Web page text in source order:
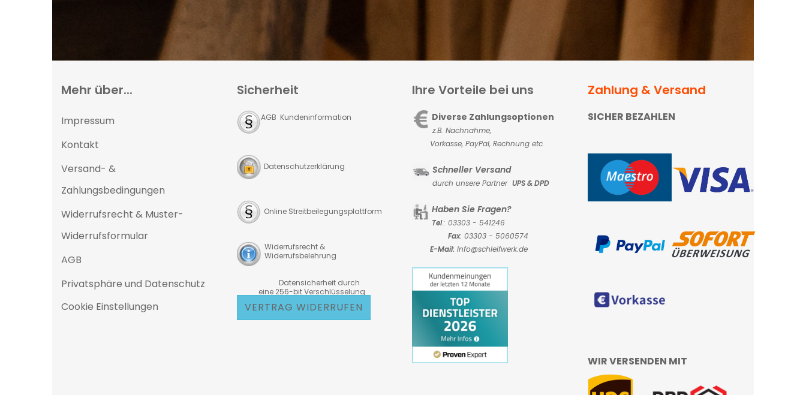
Mehr über...
Impressum
Kontakt
Versand- &
Zahlungsbedingungen
Widerrufsrecht & Muster-
Widerrufsformular
AGB
Privatsphäre und Datenschutz
Cookie Einstellungen
Sicherheit
AGB Kundeninformation
Datenschutzerklärung
Online Streitbeilegungsplattform
Widerrufsrecht &
Widerrufsbelehrung
Datensicherheit durch
eine 256-bit Verschlüsselung
VERTRAG WIDERRUFEN
Ihre Vorteile bei uns
Diverse Zahlungsoptionen
z.B. Nachnahme,
Vorkasse, PayPal, Rechnung etc.
Schneller Versand
durch unsere Partner UPS & DPD
Haben Sie Fragen?
Tel.: 03303 - 541246
Fax: 03303 - 5060574
E-Mail: Info@schleifwerk.de
Zahlung & Versand
SICHER BEZAHLEN
WIR VERSENDEN MIT